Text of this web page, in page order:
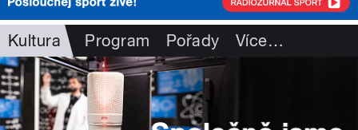
Kultura Program Pořady Více…